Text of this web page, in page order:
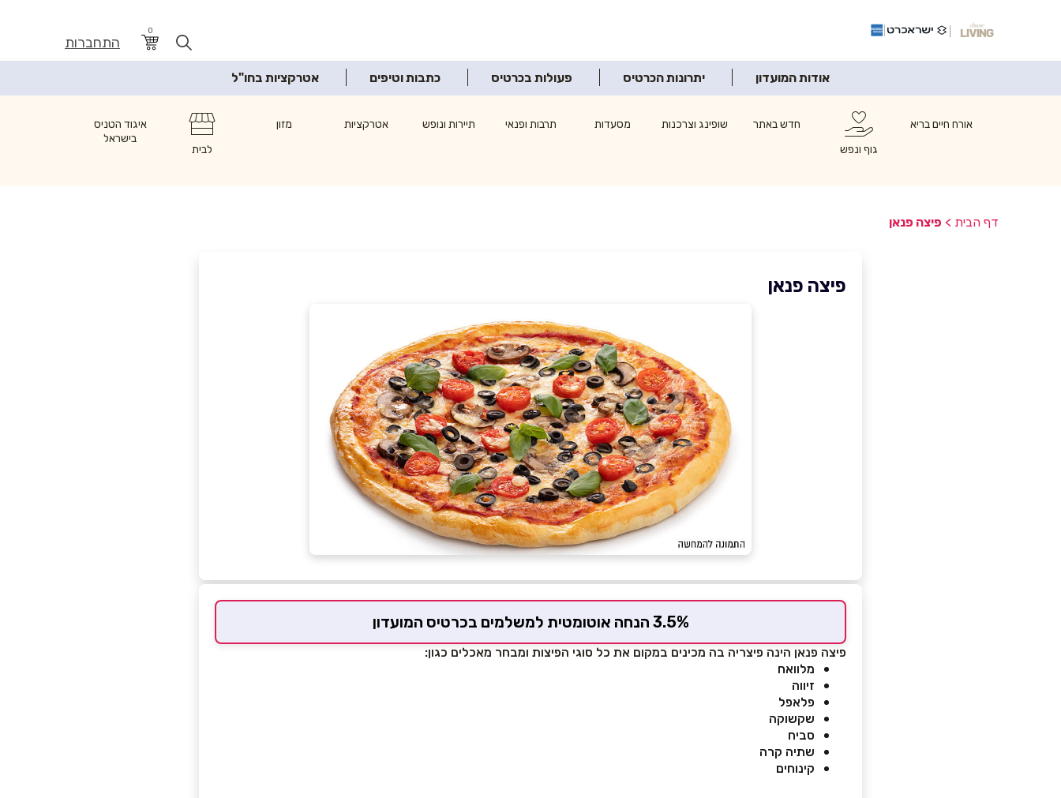
0
התחברות
אודות המועדון יתרונות הכרטיס פעולות בכרטיס כתבות וטיפים אטרקציות בחו"ל
אורח חיים בריא
גוף ונפש
חדש באתר שופינג וצרכנות מסעדות תרבות ופנאי תיירות ונופש אטרקציות
מזון
לבית
איגוד הטניס
בישראל
דף הבית > פיצה פנאן
פיצה פנאן
3.5% הנחה אוטומטית למשלמים בכרטיס המועדון
פיצה פנאן הינה פיצריה בה מכינים במקום את כל סוגי הפיצות ומבחר מאכלים כגון:
מלוואח
זיווה
פלאפל
שקשוקה
סביח
שתיה קרה
קינוחים